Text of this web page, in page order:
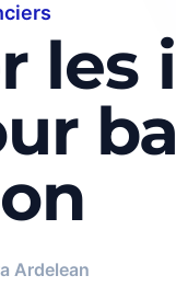
les
Ardelean